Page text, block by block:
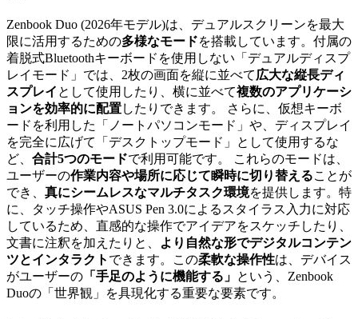
Zenbook Duo (2026年モデル)は、デュアルスクリーンを最大
限に活用するための多様なモードを搭載しています。付属の
着脱式Bluetoothキーボードを使用しない「デュアルディスプ
レイモード」では、2枚の画面を縦に並べて広大な縦長ディ
スプレイ として使用したり、横に並べて複数のアプリケーシ
ョンを効率的に配置したりできます。 さらに、仮想キーボ
ードを利用した「ノートパソコンモード」や、ディスプレイ
を完全に広げて「デスクトップモード」として使用するな
ど、 合計5つのモードで利用可能です。 これらのモードは、
ユーザーの作業内容や場所に応じて瞬時に切り替えることが
でき、 真にシームレスなマルチタスク環境を提供します。特
に、タッチ操作やASUS Pen 3.0によるスタイラス入力に対応
しているため、直感的な操作でアイデアをスケッチしたり、
文書に注釈を加えたりと、
より自然な形でデジタルコンテン
ツとインタラクト できます。この柔軟な操作性は、デバイス
がユーザーの 「手足のように機能する」 という、Zenbook
Duoの「世界観」を具現化する重要な要素です。